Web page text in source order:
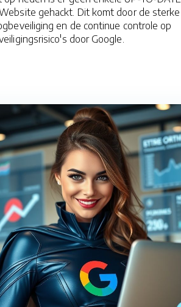
gehackt. Dit komt door de sterke
en de continue controle op
door Google.